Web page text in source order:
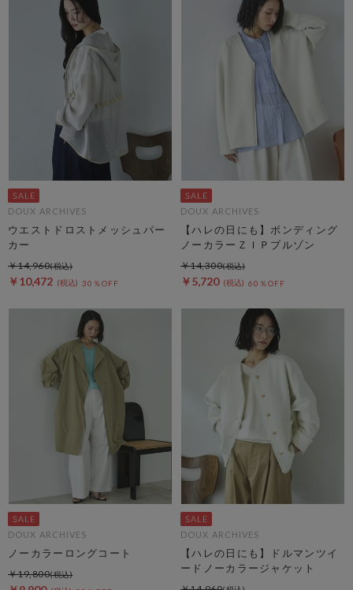
DOUX ARCHIVES
ウエストドロストメッシュパー
カー
￥10,472 30％OFF
￥14,960
DOUX ARCHIVES
【ハレの日にも】ボンディング
ノーカラーＺＩＰブルゾン
￥5,720 60％OFF
￥14,300
DOUX ARCHIVES
ノーカラーロングコート
￥19,800
DOUX ARCHIVES
【ハレの日にも】ドルマンツイ
ードノーカラージャケット